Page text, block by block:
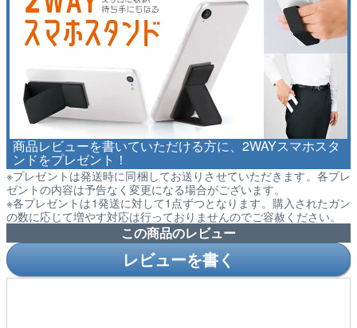
商品レビューを書いていただける方に、2WAYスマホスタ
ンドをプレゼント！
※プレゼントは発送時に同梱してお送りさせていただきます。各プレ
ゼントの内容は予告なく変更になる場合がございます。
※各プレゼントは1発送に対して1点ずつとなります。購入されたガン
の数に応じて増やす対応は行っておりませんのでご容赦ください。
この商品のレビュー
レビューを書く